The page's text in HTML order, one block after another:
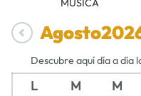
MÚSICA
Agosto
Descubre aquí día a día
L M M